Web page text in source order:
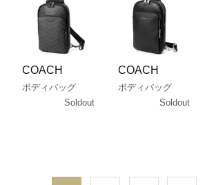
COACH
ボディバッグ
Soldout
COACH
ボディバッグ
Soldout